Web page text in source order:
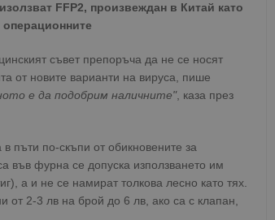
FFP2, произвеждан в Китай като
съвет препоръча да не се носят
от новите варианти на вируса, пише
е да подобрим наличните", каза през
пъти по-скъпи от обикновените за
във фурна се допуска използването им
а и не се намират толкова лесно като тях.
2-3 лв на брой до 6 лв, ако са с клапан,